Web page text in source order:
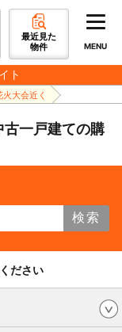
最近見た
物件
MENU
ト
大会近く
一戸建ての購
検索
ださい